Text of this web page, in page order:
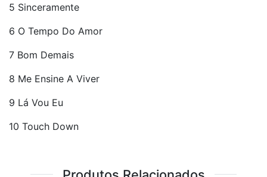
5 Sinceramente
6 O Tempo Do Amor
7 Bom Demais
8 Me Ensine A Viver
9 Lá Vou Eu
10 Touch Down